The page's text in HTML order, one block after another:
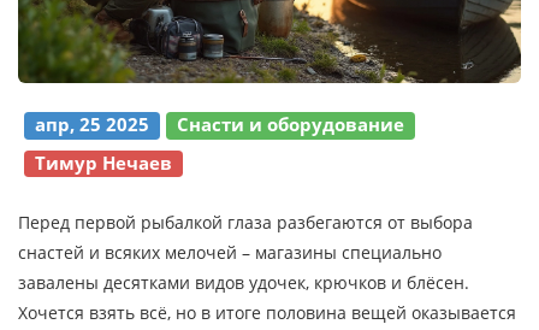
апр, 25 2025
Снасти и оборудование
Тимур Нечаев
Перед первой рыбалкой глаза разбегаются от выбора
снастей и всяких мелочей – магазины специально
завалены десятками видов удочек, крючков и блёсен.
Хочется взять всё, но в итоге половина вещей оказывается